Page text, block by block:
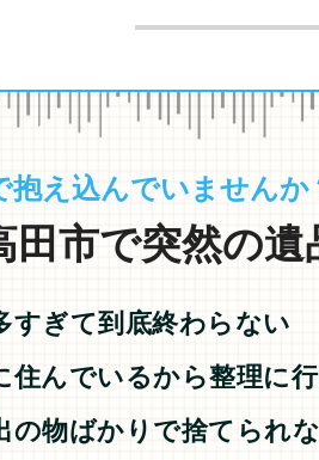
抱え込んでいませんか
田市で突然の
すぎて到底終わらない
住んでいるから整理に
の物ばかりで捨てられ